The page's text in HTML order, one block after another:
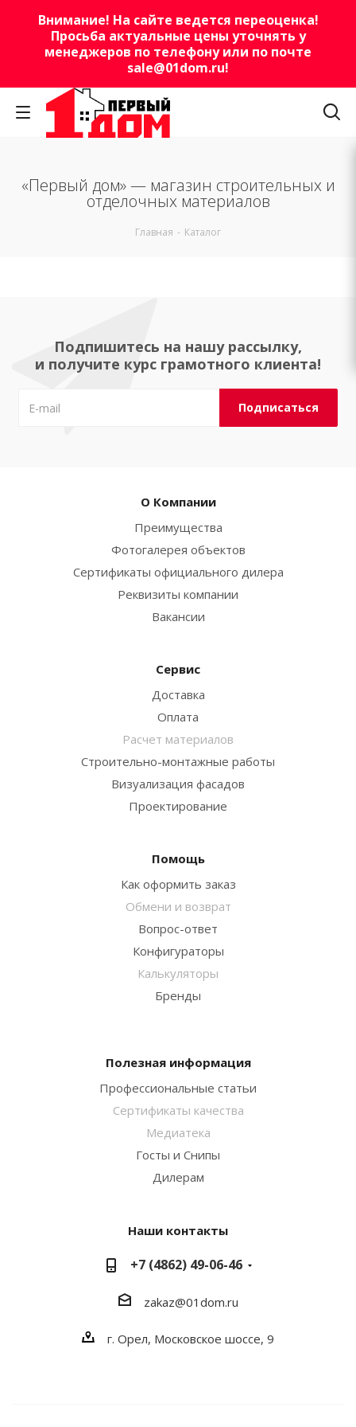
Внимание! На сайте ведется переоценка!
Просьба актуальные цены уточнять у
менеджеров по телефону или по почте
sale@01dom.ru!
«Первый дом» — магазин строительных и
отделочных материалов
Главная - Каталог
Подпишитесь на нашу рассылку,
и получите курс грамотного клиента!
О Компании
Преимущества
Фотогалерея объектов
Сертификаты официального дилера
Реквизиты компании
Вакансии
Сервис
Доставка
Оплата
Расчет материалов
Строительно-монтажные работы
Визуализация фасадов
Проектирование
Помощь
Как оформить заказ
Обмени и возврат
Вопрос-ответ
Конфигураторы
Калькуляторы
Бренды
Полезная информация
Профессиональные статьи
Сертификаты качества
Медиатека
Госты и Снипы
Дилерам
Наши контакты
+7 (4862) 49-06-46
zakaz@01dom.ru
г. Орел, Московское шоссе, 9